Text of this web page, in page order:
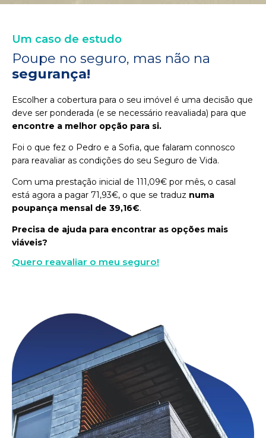
Um caso de estudo
Poupe no seguro, mas não na
segurança!
Escolher a cobertura para o seu imóvel é uma decisão que
deve ser ponderada (e se necessário reavaliada) para que
encontre a melhor opção para si.
Foi o que fez o Pedro e a Sofia, que falaram connosco
para reavaliar as condições do seu Seguro de Vida.
Com uma prestação inicial de 111,09€ por mês, o casal
está agora a pagar 71,93€, o que se traduz numa
poupança mensal de 39,16€.
Precisa de ajuda para encontrar as opções mais
viáveis?
Quero reavaliar o meu seguro!